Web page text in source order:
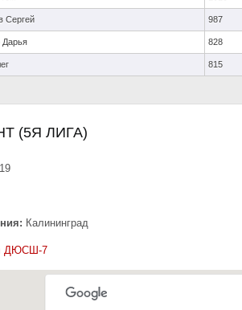
Сергей 987
Дарья 828
815
(5Я ЛИГА)
Калининград
ДЮСШ-7